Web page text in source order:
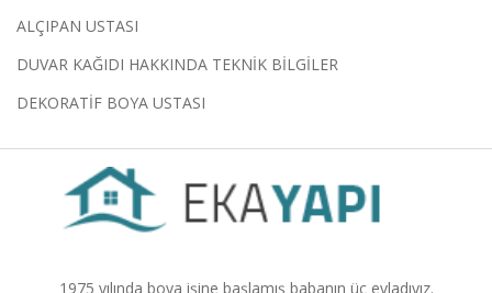
ALÇIPAN USTASI
DUVAR KAĞIDI HAKKINDA TEKNİK BİLGİLER
DEKORATİF BOYA USTASI
1975 yılında boya işine başlamış babanın üç evladıyız.